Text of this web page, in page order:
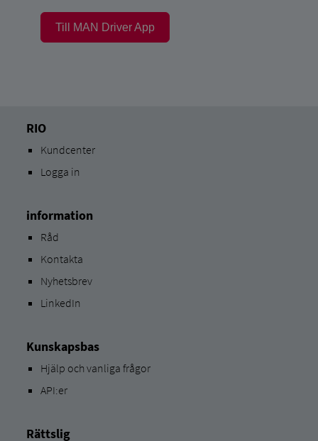
Till MAN Driver App
RIO
Kundcenter
Logga in
information
Råd
Kontakta
Nyhetsbrev
LinkedIn
Kunskapsbas
Hjälp och vanliga frågor
API:er
Rättslig